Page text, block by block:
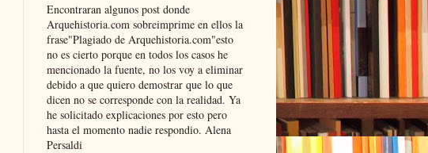
Encontraran algunos post donde
Arquehistoria.com sobreimprime en ellos la
frase"Plagiado de Arquehistoria.com"esto
no es cierto porque en todos los casos he
mencionado la fuente, no los voy a eliminar
debido a que quiero demostrar que lo que
dicen no se corresponde con la realidad. Ya
he solicitado explicaciones por esto pero
hasta el momento nadie respondio. Alena
Persaldi